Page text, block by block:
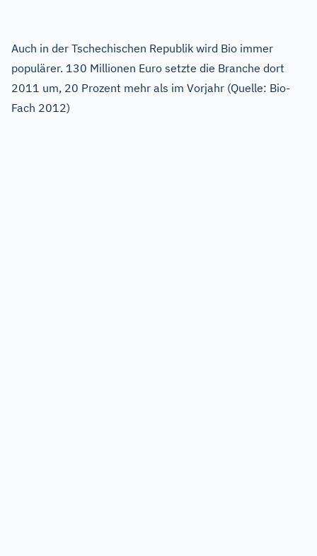
Auch in der Tschechischen Republik wird Bio immer
populärer. 130 Millionen Euro setzte die Branche dort
2011 um, 20 Prozent mehr als im Vorjahr (Quelle: Bio-
Fach 2012)